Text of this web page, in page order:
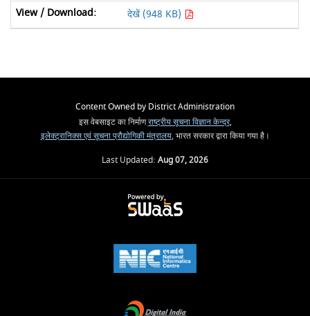
देखें (948 KB)
Content Owned by District Administration
इस वेबसाइट का निर्माणराष्ट्रीय सूचना विज्ञान केन्द्र,
इलेक्ट्रानिक्स एवं सूचना प्रौद्योगिकी मंत्रालय, भारत सरकार द्वारा किया गया है।
Last Updated: Aug 07, 2026